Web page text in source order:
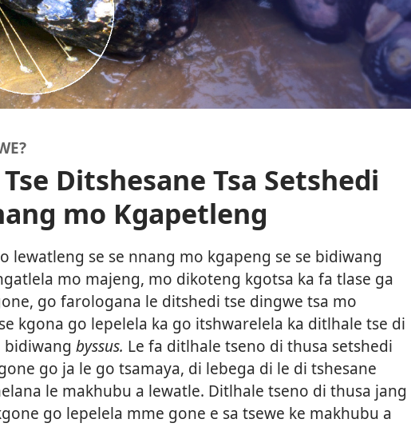
Ditshesane Tsa Setshedi
mo Kgapetleng
lewatleng se se nnang mo kgapeng se se bidiwang
mo majeng, mo dikoteng kgotsa ka fa tlase ga
go farologana le ditshedi tse dingwe tsa mo
kgona go lepelela ka go itshwarelela ka ditlhale tse di
bidiwang byssus. Le fa ditlhale tseno di thusa setshedi
go ja le go tsamaya, di lebega di le di tshesane
le makhubu a lewatle. Ditlhale tseno di thusa jang
go lepelela mme gone e sa tsewe ke makhubu a